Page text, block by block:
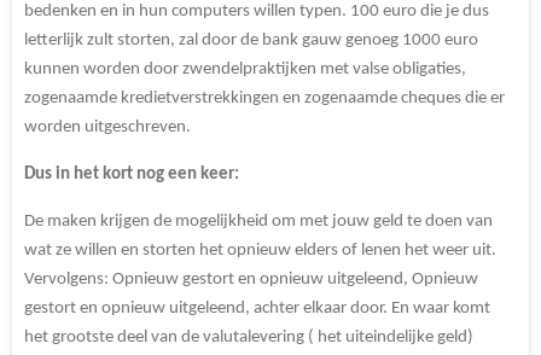
bedenken en in hun computers willen typen. 100 euro die je dus
letterlijk zult storten, zal door de bank gauw genoeg 1000 euro
kunnen worden door zwendelpraktijken met valse obligaties,
zogenaamde kredietverstrekkingen en zogenaamde cheques die er
worden uitgeschreven.
Dus in het kort nog een keer:
De maken krijgen de mogelijkheid om met jouw geld te doen van
wat ze willen en storten het opnieuw elders of lenen het weer uit.
Vervolgens: Opnieuw gestort en opnieuw uitgeleend, Opnieuw
gestort en opnieuw uitgeleend, achter elkaar door. En waar komt
het grootste deel van de valutalevering ( het uiteindelijke geld)